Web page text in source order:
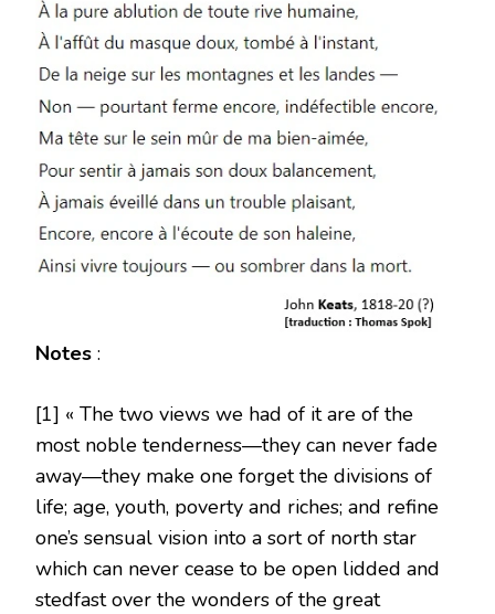
Notes :
[1] « The two views we had of it are of the
most noble tenderness—they can never fade
away—they make one forget the divisions of
life; age, youth, poverty and riches; and refine
one’s sensual vision into a sort of north star
which can never cease to be open lidded and
stedfast over the wonders of the great